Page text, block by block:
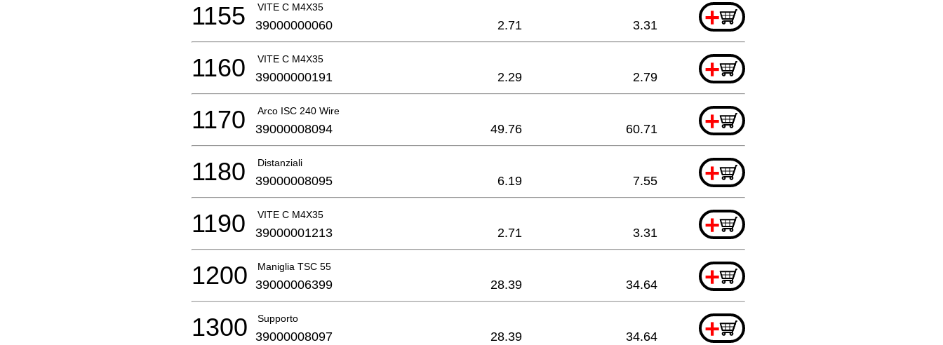
VITE C M4X35 +
1155 39000000060 2.71 3.31
VITE C M4X35 +
1160 39000000191 2.29 2.79
Arco ISC 240 Wire +
1170 39000008094 49.76 60.71
Distanziali +
1180 39000008095 6.19 7.55
VITE C M4X35 +
1190 39000001213 2.71 3.31
Maniglia TSC 55 +
1200 39000006399 28.39 34.64
Supporto +
1300 39000008097 28.39 34.64